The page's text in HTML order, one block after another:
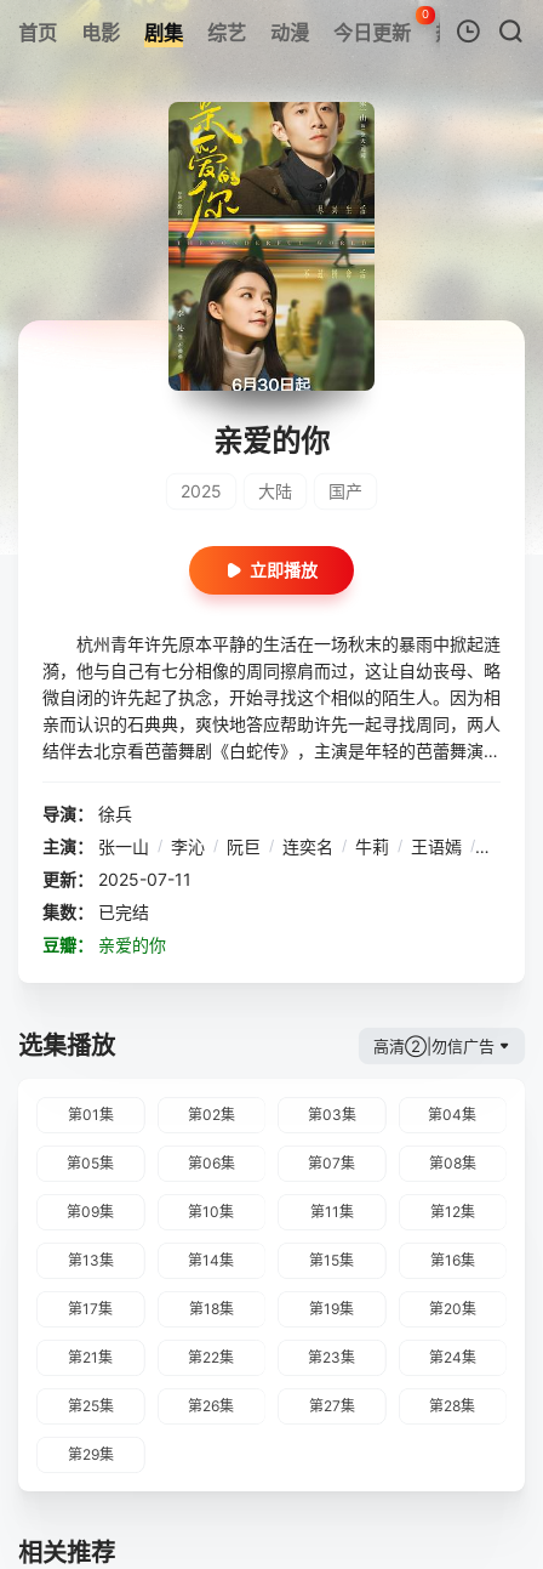
首页 电影 剧集 综艺 动漫 今日更新
0
热榜 APP
我的观影记录
暂无观看影片的记录
亲爱的你
2025 大陆 国产
立即播放
杭州青年许先原本平静的生活在一场秋末的暴雨中掀起涟
漪，他与自己有七分相像的周同擦肩而过，这让自幼丧母、略
微自闭的许先起了执念，开始寻找这个相似的陌生人。因为相
亲而认识的石典典，爽快地答应帮助许先一起寻找周同，两人
结伴去北京看芭蕾舞剧《白蛇传》，主演是年轻的芭蕾舞演员
摇的演出，路上意外遭遇车祸，两对恋人的爱情在这一天发生
涩之后，几个年轻人终在现实生活中体悟出浓浓的人生况味。
许先在与典典的相处中逐渐打开心结，两个有情人终成眷属。
闻小摇也走出了人生的至暗时刻，通过不懈努力，成为一名真
正的芭蕾舞艺术家。
导演：
徐兵
主演：
张一山 / 李沁 / 阮巨 / 连奕名 / 牛莉 / 王语嫣 / 孙强
更新：
2025-07-11
集数：
已完结
豆瓣：
亲爱的你
选集播放 高清②|勿信广告
第01集 第02集 第03集 第04集
第05集 第06集 第07集 第08集
第09集 第10集 第11集 第12集
第13集 第14集 第15集 第16集
第17集 第18集 第19集 第20集
第21集 第22集 第23集 第24集
第25集 第26集 第27集 第28集
第29集
相关推荐